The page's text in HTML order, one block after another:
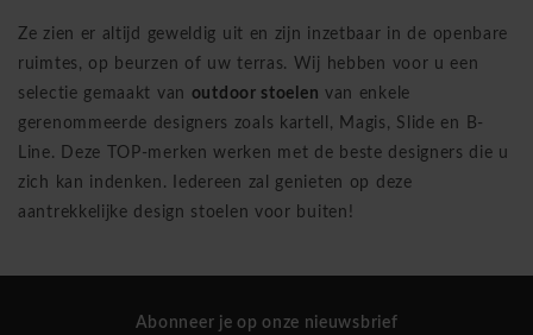
Ze zien er altijd geweldig uit en zijn inzetbaar in de openbare
ruimtes, op beurzen of uw terras. Wij hebben voor u een
selectie gemaakt van outdoor stoelen van enkele
gerenommeerde designers zoals kartell, Magis, Slide en B-
Line. Deze TOP-merken werken met de beste designers die u
zich kan indenken. Iedereen zal genieten op deze
aantrekkelijke design stoelen voor buiten!
Abonneer je op onze nieuwsbrief